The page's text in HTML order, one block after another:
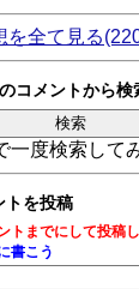
を全て見る
コメントから検
度検索して
トを投稿
トまでにして投稿
書こう